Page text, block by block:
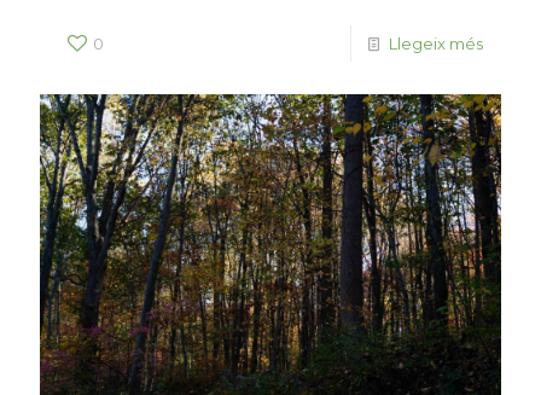
0 Llegeix més